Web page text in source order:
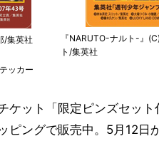
/集英社
『NARUTO-ナルト-』
ト/集英社
ッカー
ケット「限定ピンズセッ
ピングで販売中。5月12日